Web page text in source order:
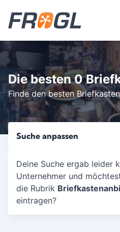
Die besten 0
Finde den besten
Suche anpassen
Wonach suchst du?
Stadt oder Postleitzahl
Deine Suche ergab leider
Unternehmer und
die Rubrik
eintragen?